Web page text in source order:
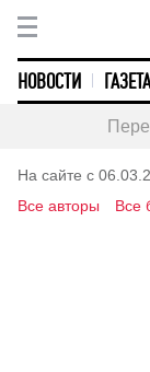
НОВОСТИ ГАЗЕТА
На сайте с
Все авторы
Все